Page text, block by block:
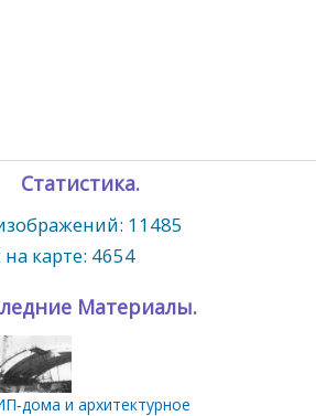
Статистика.
11485
карте: 4654
Материалы.
и архитектурное